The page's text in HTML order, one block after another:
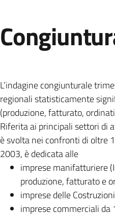
L’indagine congiunturale
regionali statisticamente
(produzione, fatturato,
Riferita ai principali settori di
è svolta nei confronti di oltre
2003, è dedicata alle
imprese manifatturiere
produzione, fatturato e
imprese delle
imprese commerciali